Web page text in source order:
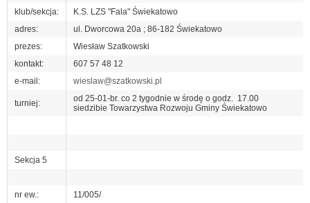
klub/sekcja:
K.S. LZS "Fala" Świekatowo
adres:
ul. Dworcowa 20a ; 86-182 Świekatowo
prezes:
Wiesław Szatkowski
kontakt:
607 57 48 12
e-mail:
wieslaw@szatkowski.pl
turniej:
od 25-01-br. co 2 tygodnie w środę o
siedzibie Towarzystwa Rozwoju Gminy Świekatowo
Sekcja 5
nr ew.:
11/005/